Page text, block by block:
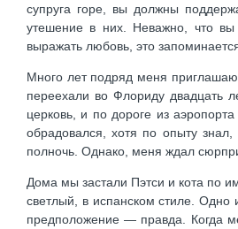
супруга горе, вы должны
утешение в них. Неважно, что вы
выражать любовь, это
Много лет подряд меня
переехали во Флориду двадцать
церковь, и по дороге из
обрадовался, хотя по опыту
полночь. Однако, меня ждал
Дома мы застали Пэтси и кота по
светлый, в испанском стиле.
предположение — правда. Когда